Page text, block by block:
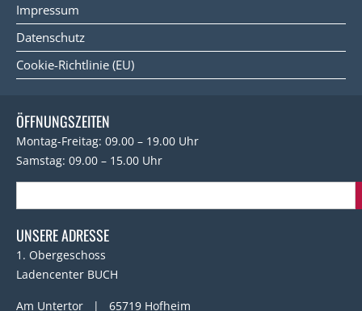
Impressum
Datenschutz
Cookie-Richtlinie (EU)
ÖFFNUNGSZEITEN
Montag-Freitag: 09.00 – 19.00 Uhr
Samstag: 09.00 – 15.00 Uhr
UNSERE ADRESSE
1. Obergeschoss
Ladencenter BUCH
Am Untertor | 65719 Hofheim